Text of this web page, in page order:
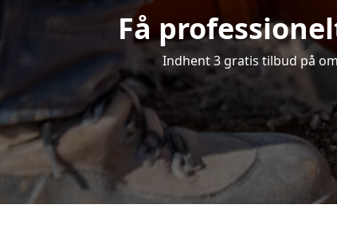
Få
Indhent 3 gratis tilbud på